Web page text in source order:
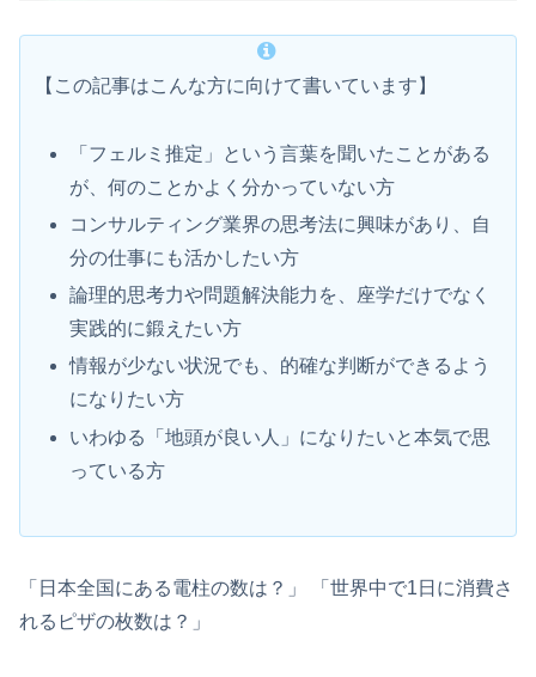
【この記事はこんな方に向けて書いています】
「フェルミ推定」という言葉を聞いたことがある
が、何のことかよく分かっていない方
コンサルティング業界の思考法に興味があり、自
分の仕事にも活かしたい方
論理的思考力や問題解決能力を、座学だけでなく
実践的に鍛えたい方
情報が少ない状況でも、的確な判断ができるよう
になりたい方
いわゆる「地頭が良い人」になりたいと本気で思
っている方
「日本全国にある電柱の数は？」 「世界中で1日に消費さ
れるピザの枚数は？」